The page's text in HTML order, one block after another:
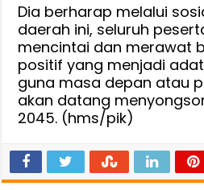
Dia berharap melalui
daerah ini, seluruh
mencintai dan merawat
positif yang menjadi
guna masa depan atau
akan datang
2045. (hms/pik)